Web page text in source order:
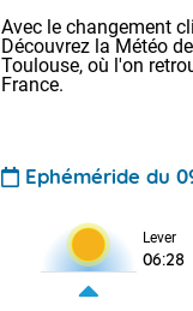
Avec le changement
Découvrez la Météo
Toulouse, où l'on
France.
Ephéméride du
Lever
06:28